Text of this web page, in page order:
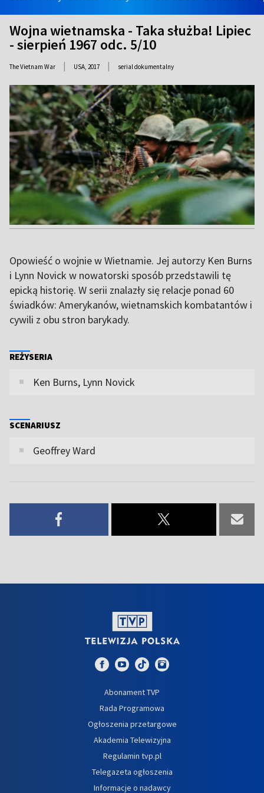
Wojna wietnamska - Taka służba! Lipiec
- sierpień 1967 odc. 5/10
The Vietnam War | USA, 2017 | serial dokumentalny
Opowieść o wojnie w Wietnamie. Jej autorzy Ken Burns
i Lynn Novick w nowatorski sposób przedstawili tę
epicką historię. W serii znalazły się relacje ponad 60
świadków: Amerykanów, wietnamskich kombatantów i
cywili z obu stron barykady.
REŻYSERIA
Ken Burns, Lynn Novick
SCENARIUSZ
Geoffrey Ward
Abonament TVP
Rada Programowa
Ogłoszenia przetargowe
Akademia Telewizyjna
Regulamin tvp.pl
Telegazeta ogłoszenia
Informacje o nadawcy